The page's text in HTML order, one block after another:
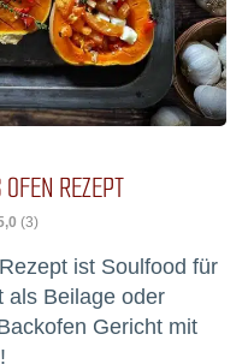
REZEPT
(3)
ist Soulfood für
als Beilage oder
Gericht mit